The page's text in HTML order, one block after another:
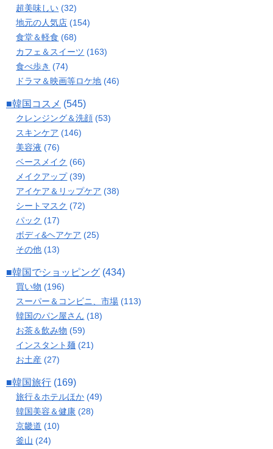
超美味しい (32)
地元の人気店 (154)
食堂＆軽食 (68)
カフェ＆スイーツ (163)
食べ歩き (74)
ドラマ＆映画等ロケ地 (46)
■韓国コスメ (545)
クレンジング＆洗顔 (53)
スキンケア (146)
美容液 (76)
ベースメイク (66)
メイクアップ(39)
アイケア＆リップケア (38)
シートマスク (72)
パック (17)
ボディ&ヘアケア (25)
その他 (13)
■韓国でショッピング (434)
買い物 (196)
スーパー＆コンビニ、市場 (113)
韓国のパン屋さん (18)
お茶＆飲み物 (59)
インスタント麺 (21)
お土産 (27)
■韓国旅行 (169)
旅行＆ホテルほか (49)
韓国美容＆健康 (28)
京畿道 (10)
釜山 (24)